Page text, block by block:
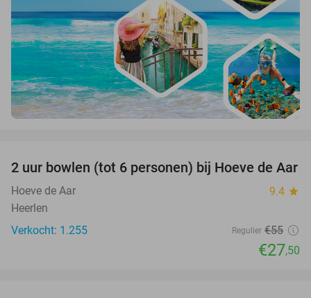
50%
2 uur bowlen (tot 6 personen) bij Hoeve de Aar
Hoeve de Aar 9.4 star
Heerlen
Verkocht: 1.255
Regulier €55
€27,50